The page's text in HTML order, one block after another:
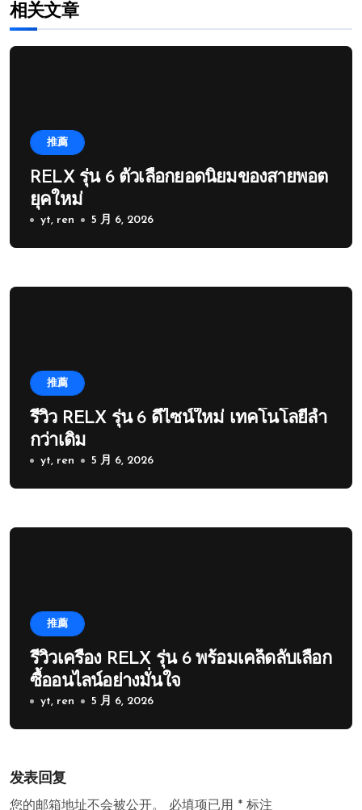
相关文章
推薦
RELX รุ่น 6 ตัวเลือกยอดนิยมของสายพอต
ยุคใหม่
yt, ren 5 月 6, 2026
推薦
รีวิว RELX รุ่น 6 ดีไซน์ใหม่ เทคโนโลยีล้ำ
กว่าเดิม
yt, ren 5 月 6, 2026
推薦
รีวิวเครื่อง RELX รุ่น 6 พร้อมเคล็ดลับเลือก
ซื้ออนไลน์อย่างมั่นใจ
yt, ren 5 月 6, 2026
发表回复
您的邮箱地址不会被公开。 必填项已用 * 标注